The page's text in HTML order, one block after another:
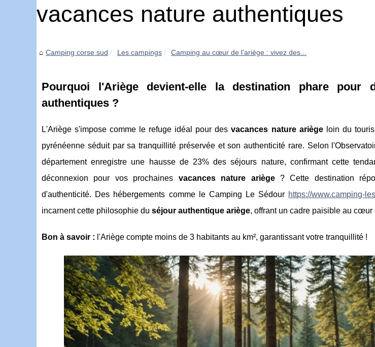
vacances nature authentiques
Camping corse sud Les campings Camping au cœur de l’ariège : vivez des...
Pourquoi l'Ariège devient-elle la destination phare pour
authentiques ?
L'Ariège s'impose comme le refuge idéal pour desvacances nature ariègeloin du
pyrénéenne séduit par sa tranquillité préservée et son authenticité rare. Selon
département enregistre une hausse de 23% des séjours nature, confirmant cette
déconnexion pour vos prochaines vacances nature ariège? Cette destination
d'authenticité. Des hébergements comme le Camping Le Sédour https://www.camping-
incarnent cette philosophie du séjour authentique ariège, offrant un cadre paisible au cœur
Bon à savoir : l'Ariège compte moins de 3 habitants au km², garantissant votre tranquillité !